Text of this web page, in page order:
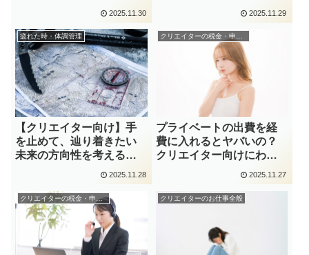
2025.11.30 2025.11.29
疲れた時・体調管理
【クリエイター向け】手
を止めて、辿り着きたい
未来の方向性を考える時
2025.11.28
クリエイターの税金・申告関係
プライベートの出費を経
費に入れるとヤバいの？
クリエイター向けにわか
2025.11.27
クリエイターの税金・申告関係 クリエイターのお仕事全般